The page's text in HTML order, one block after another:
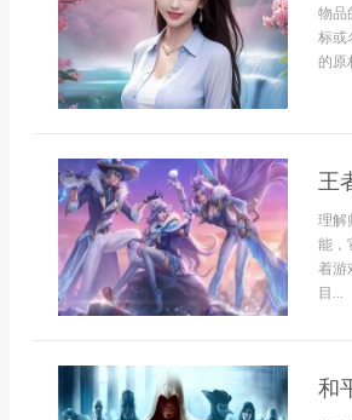
物品
标或
的原
王
理解
能，
着游
目...
和